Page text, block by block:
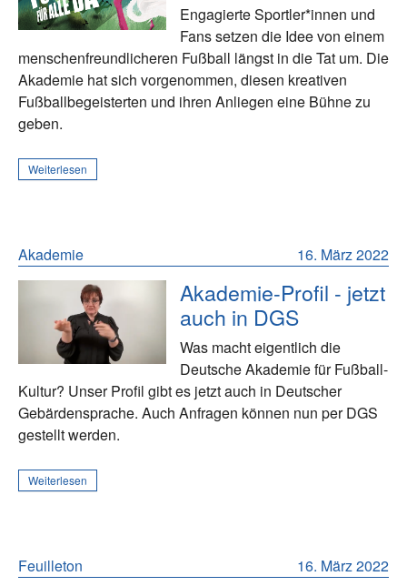
Engagierte Sportler*innen und
Fans setzen die Idee von einem
menschenfreundlicheren Fußball längst in die Tat um. Die
Akademie hat sich vorgenommen, diesen kreativen
Fußballbegeisterten und ihren Anliegen eine Bühne zu
geben.
Weiterlesen
16. März 2022
Akademie
Akademie-Profil - jetzt
auch in DGS
Was macht eigentlich die
Deutsche Akademie für Fußball-
Kultur? Unser Profil gibt es jetzt auch in Deutscher
Gebärdensprache. Auch Anfragen können nun per DGS
gestellt werden.
Weiterlesen
16. März 2022
Feuilleton